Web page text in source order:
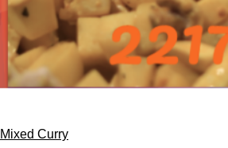
Mixed Curry